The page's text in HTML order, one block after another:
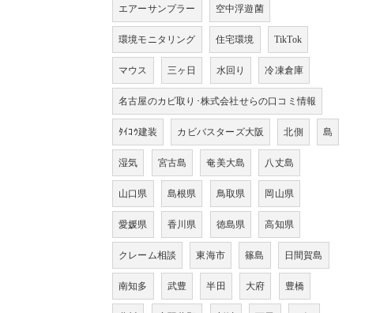
エアーサンプラー 空中浮遊菌
環境モニタリング 住宅環境 TikTok
マウス 三ヶ日 水回り 冷凍倉庫
名古屋のカビ取り･株式会社せらの口コミ情報
ﾀｲｺｳ建装 カビバスターズ大阪 北側 島
湿気 宮古島 奄美大島 八丈島
山口県 島根県 鳥取県 岡山県
愛媛県 香川県 徳島県 高知県
クレーム相談 東海市 篠島 日間賀島
南知多 武豊 半田 大府 豊橋